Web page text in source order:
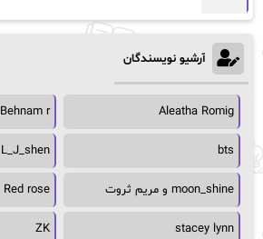
آرشیو نویسندگان
Aleatha Romig
Behnam r
bts
L_J_shen
moon_shine و مریم ثروت Red rose
stacey lynn
ZK